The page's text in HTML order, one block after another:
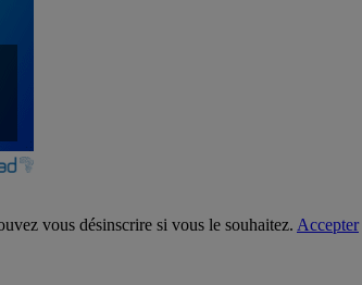
vous désinscrire si vous le souhaitez. Accepter